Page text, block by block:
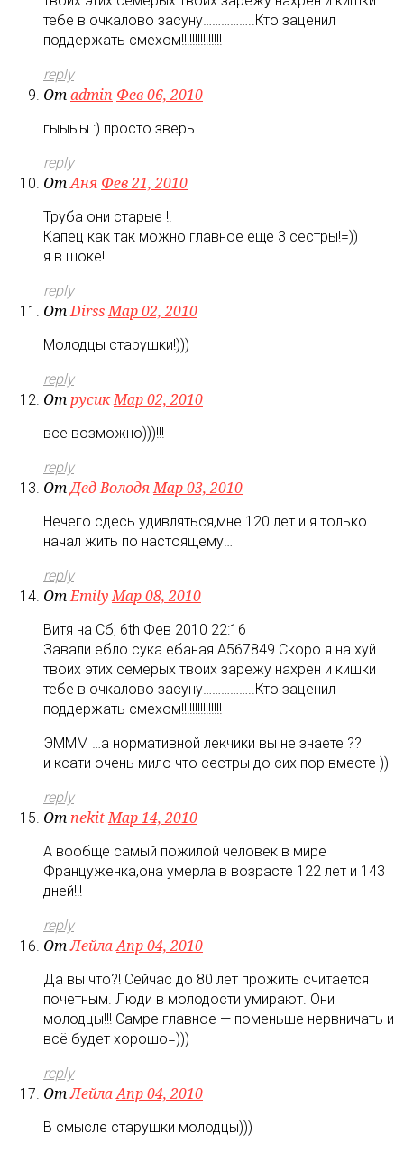
тебе в очкалово засуну……………..Кто заценил
поддержать смехом!!!!!!!!!!!!!!!
reply
Отadmin Фев 06, 2010
гыыыы :) просто зверь
reply
ОтАня Фев 21, 2010
Труба они старые !!
Капец как так можно главное еще 3 сестры!=))
я в шоке!
reply
ОтDirssМар 02, 2010
Молодцы старушки!)))
reply
ОтрусикМар 02, 2010
все возможно)))!!!
reply
ОтДед ВолодяМар 03, 2010
Нечего сдесь удивляться,мне 120 лет и я только
начал жить по настоящему…
reply
ОтEmilyМар 08, 2010
Витя на Сб, 6th Фев 2010 22:16
Завали ебло сука ебаная.А567849 Скоро я на хуй
твоих этих семерых твоих зарежу нахрен и кишки
тебе в очкалово засуну……………..Кто заценил
поддержать смехом!!!!!!!!!!!!!!!
ЭМММ …а нормативной лекчики вы не знаете ??
и ксати очень мило что сестры до сих пор вместе ))
reply
ОтnekitМар 14, 2010
А вообще самый пожилой человек в мире
Француженка,она умерла в возрасте 122 лет и 143
дней!!!
reply
ОтЛейлаАпр 04, 2010
Да вы что?! Сейчас до 80 лет прожить считается
почетным. Люди в молодости умирают. Они
молодцы!!! Самре главное — поменьше нервничать и
всё будет хорошо=)))
reply
ОтЛейлаАпр 04, 2010
В смысле старушки молодцы)))